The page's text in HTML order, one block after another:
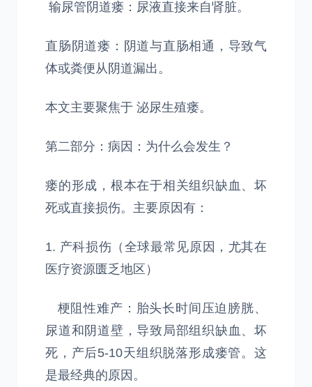
输尿管阴道瘘：尿液直接来自肾脏。
直肠阴道瘘：阴道与直肠相通，导致气
体或粪便从阴道漏出。
本文主要聚焦于 泌尿生殖瘘。
第二部分：病因：为什么会发生？
瘘的形成，根本在于相关组织缺血、坏
死或直接损伤。主要原因有：
1. 产科损伤（全球最常见原因，尤其在
医疗资源匮乏地区）
梗阻性难产：胎头长时间压迫膀胱、
尿道和阴道壁，导致局部组织缺血、坏
死，产后5-10天组织脱落形成瘘管。这
是最经典的原因。